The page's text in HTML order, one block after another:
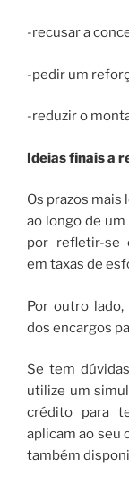
-recusar a
-pedir um
-reduzir o
Ideias finais a
Os prazos
ao longo de
por refletir-se
em taxas de
Por outro
dos encargos
Se tem
utilize um
crédito para
aplicam ao seu
também